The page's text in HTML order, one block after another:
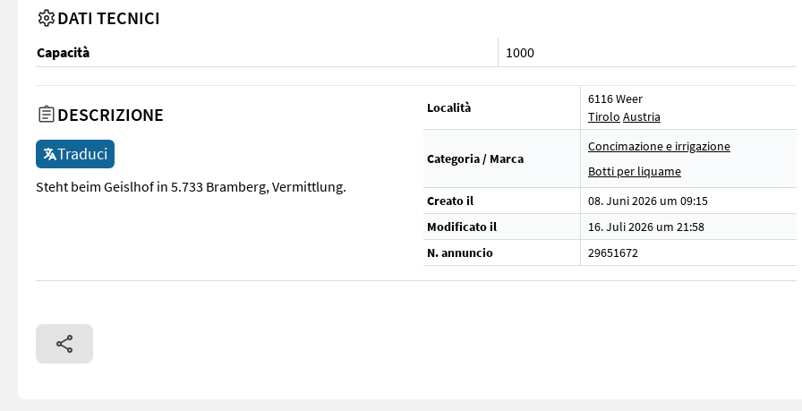
DATI TECNICI
Capacità 1000
DESCRIZIONE
Traduci
Steht beim Geislhof in 5.733 Bramberg, Vermittlung.
Località
6116 Weer
Tirolo Austria
Categoria / Marca
Concimazione e irrigazione
Botti per liquame
Creato il
08. Juni 2026 um 09:15
Modificato il
16. Juli 2026 um 21:58
N. annuncio
29651672